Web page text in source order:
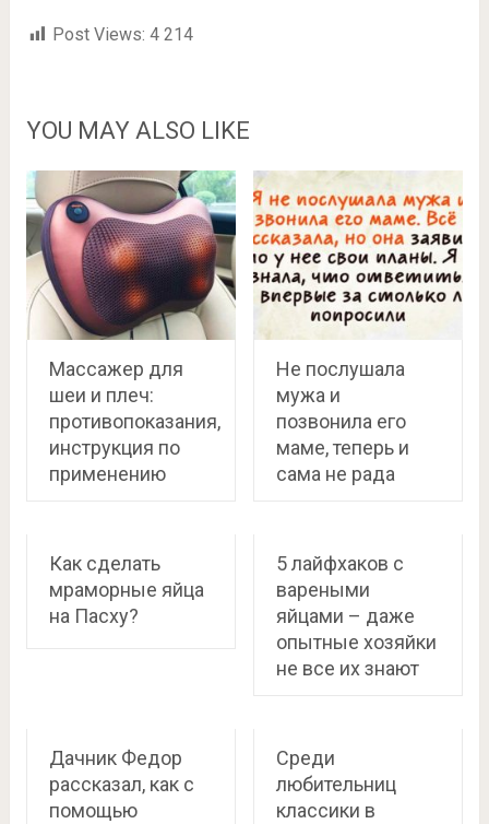
Post Views: 4 214
YOU MAY ALSO LIKE
Массажер для
шеи и плеч:
противопоказания,
инструкция по
применению
Не послушала
мужа и
позвонила его
маме, теперь и
сама не рада
Как сделать
мраморные яйца
на Пасху?
5 лайфхаков с
вареными
яйцами – даже
опытные хозяйки
не все их знают
Дачник Федор
рассказал, как с
помощью
Среди
любительниц
классики в